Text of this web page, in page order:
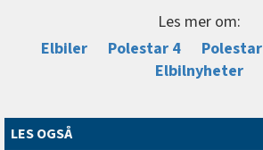
Les mer om:
Elbiler
Polestar 4 Polestar
Elbilnyheter
LES OGSÅ